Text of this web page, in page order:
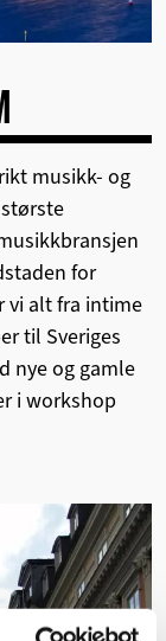
musikk- og
for
vi alt fra intime
til Sveriges
nye og gamle
i workshop